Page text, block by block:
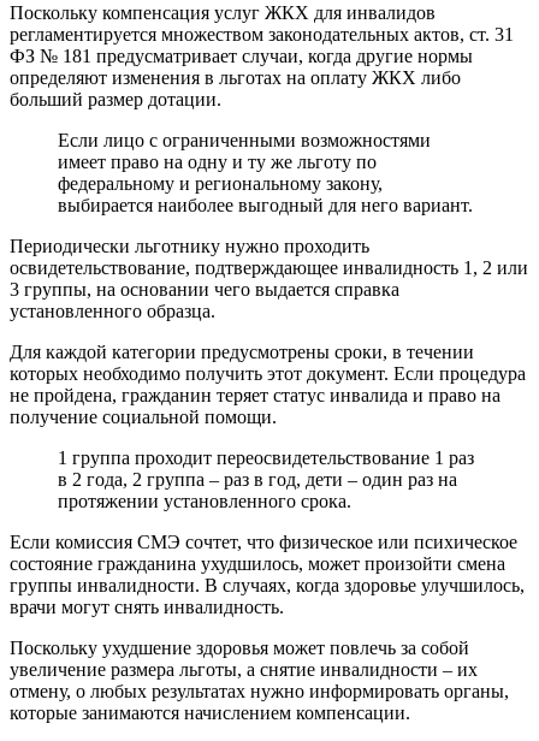
Поскольку компенсация услуг ЖКХ для инвалидов
регламентируется множеством законодательных актов, ст. 31
ФЗ № 181 предусматривает случаи, когда другие нормы
определяют изменения в льготах на оплату ЖКХ либо
больший размер дотации.
Если лицо с ограниченными возможностями
имеет право на одну и ту же льготу по
федеральному и региональному закону,
выбирается наиболее выгодный для него вариант.
Периодически льготнику нужно проходить
освидетельствование, подтверждающее инвалидность 1, 2 или
3 группы, на основании чего выдается справка
установленного образца.
Для каждой категории предусмотрены сроки, в течении
которых необходимо получить этот документ. Если процедура
не пройдена, гражданин теряет статус инвалида и право на
получение социальной помощи.
1 группа проходит переосвидетельствование 1 раз
в 2 года, 2 группа – раз в год, дети – один раз на
протяжении установленного срока.
Если комиссия СМЭ сочтет, что физическое или психическое
состояние гражданина ухудшилось, может произойти смена
группы инвалидности. В случаях, когда здоровье улучшилось,
врачи могут снять инвалидность.
Поскольку ухудшение здоровья может повлечь за собой
увеличение размера льготы, а снятие инвалидности – их
отмену, о любых результатах нужно информировать органы,
которые занимаются начислением компенсации.